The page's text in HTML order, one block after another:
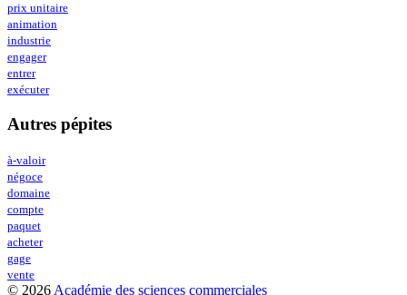
prix unitaire
animation
industrie
engager
entrer
exécuter
Autres pépites
à-valoir
négoce
domaine
compte
paquet
acheter
gage
vente
© 2026 Académie des sciences commerciales